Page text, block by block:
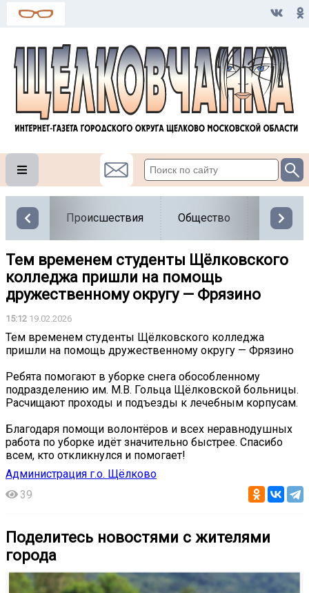
Происшествия Общество Власть
Тем временем студенты Щёлковского
колледжа пришли на помощь
дружественному округу — Фрязино
15:12 19.02.2026
Тем временем студенты Щёлковского колледжа
пришли на помощь дружественному округу — Фрязино
Ребята помогают в уборке снега обособленному
подразделению им. М.В. Гольца Щёлковской больницы.
Расчищают проходы и подъезды к лечебным корпусам.
Благодаря помощи волонтёров и всех неравнодушных
работа по уборке идёт значительно быстрее. Спасибо
всем, кто откликнулся и помогает!
Администрация г.о. Щёлково
39
Поделитесь новостями с жителями
города